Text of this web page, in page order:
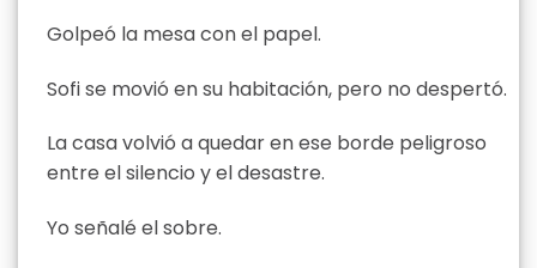
Golpeó la mesa con el papel.
Sofi se movió en su habitación, pero no despertó.
La casa volvió a quedar en ese borde peligroso
entre el silencio y el desastre.
Yo señalé el sobre.